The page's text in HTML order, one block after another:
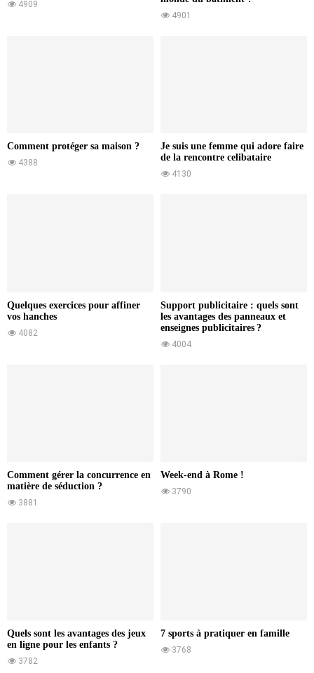
4909
4901
Comment protéger sa maison ?
4388
Je suis une femme qui adore faire
de la rencontre celibataire
4130
Quelques exercices pour affiner
vos hanches
4082
Support publicitaire : quels sont
les avantages des panneaux et
enseignes publicitaires ?
4004
Comment gérer la concurrence en
matière de séduction ?
3881
Week-end à Rome !
3790
Quels sont les avantages des jeux
en ligne pour les enfants ?
3782
7 sports à pratiquer en famille
3768